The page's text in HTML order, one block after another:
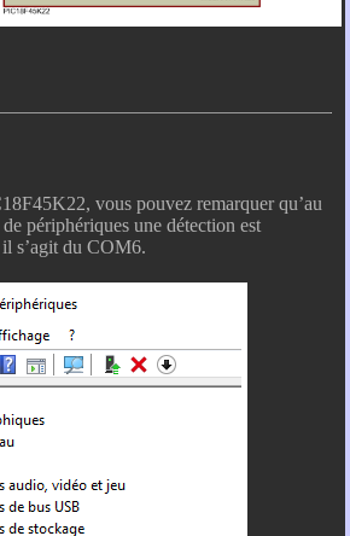
vous pouvez remarquer qu’au
périphériques une détection est
s’agit du COM6.